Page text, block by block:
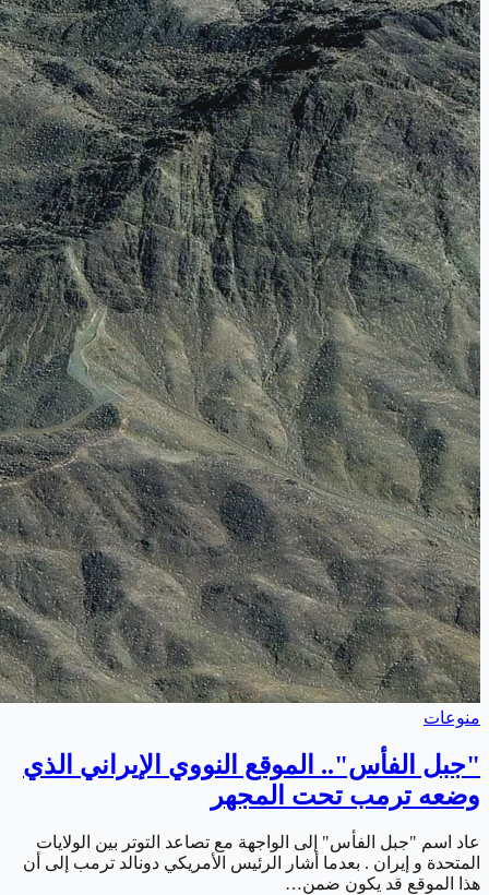
منوعات
"جبل الفأس".. الموقع النووي الإيراني الذي
وضعه ترمب تحت المجهر
عاد اسم "جبل الفأس" إلى الواجهة مع تصاعد التوتر بين الولايات
المتحدة و إيران . بعدما أشار الرئيس الأمريكي دونالد ترمب إلى أن
هذا الموقع قد يكون ضمن…